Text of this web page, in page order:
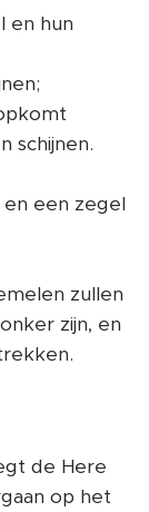
en hun
schijnen.
een zegel
zullen
zijn, en
de Here
op het